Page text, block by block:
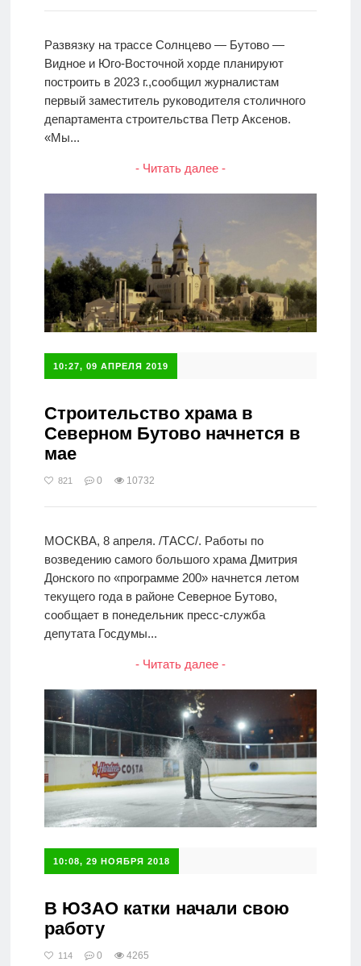
Развязку на трассе Солнцево — Бутово —
Видное и Юго-Восточной хорде планируют
построить в 2023 г.,сообщил журналистам
первый заместитель руководителя столичного
департамента строительства Петр Аксенов.
«Мы...
- Читать далее -
10:27, 09 АПРЕЛЯ 2019
Строительство храма в
Северном Бутово начнется в
мае
821 0 10732
МОСКВА, 8 апреля. /ТАСС/. Работы по
возведению самого большого храма Дмитрия
Донского по «программе 200» начнется летом
текущего года в районе Северное Бутово,
сообщает в понедельник пресс-служба
депутата Госдумы...
- Читать далее -
10:08, 29 НОЯБРЯ 2018
В ЮЗАО катки начали свою
работу
114 0 4265